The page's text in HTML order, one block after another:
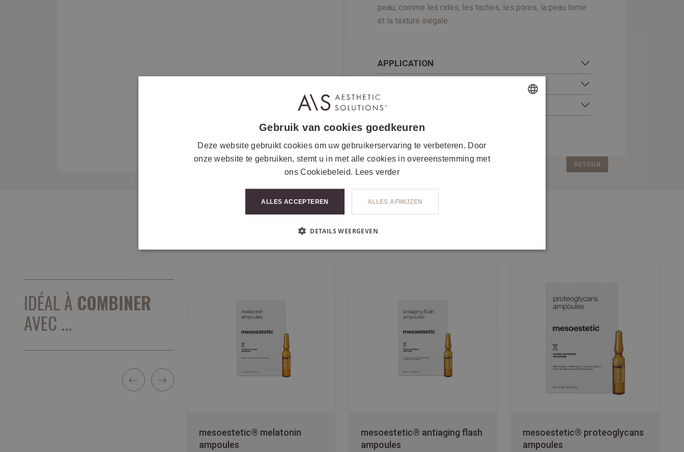
peau, comme les rides, les taches, les pores, la peau terne
et la texture inégale.
APPLICATION
INFOS COMPLÉMENTAIRES
RETOUR
IDÉAL À COMBINER
AVEC ...
mesoestetic® melatonin
ampoules
mesoestetic® antiaging flash
ampoules
mesoestetic® proteoglycans
ampoules
Gebruik van cookies goedkeuren
Deze website gebruikt cookies om uw gebruikerservaring te verbeteren. Door
onze website te gebruiken, stemt u in met alle cookies in overeenstemming met
ons Cookiebeleid. Lees verder
ALLES ACCEPTEREN ALLES AFWIJZEN
DETAILS WEERGEVEN